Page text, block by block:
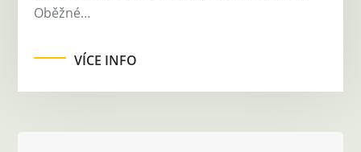
Oběžné…
VÍCE INFO